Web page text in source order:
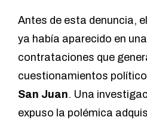
Antes de esta denuncia,
ya había aparecido en
contrataciones que
cuestionamientos
San Juan. Una
expuso la polémica